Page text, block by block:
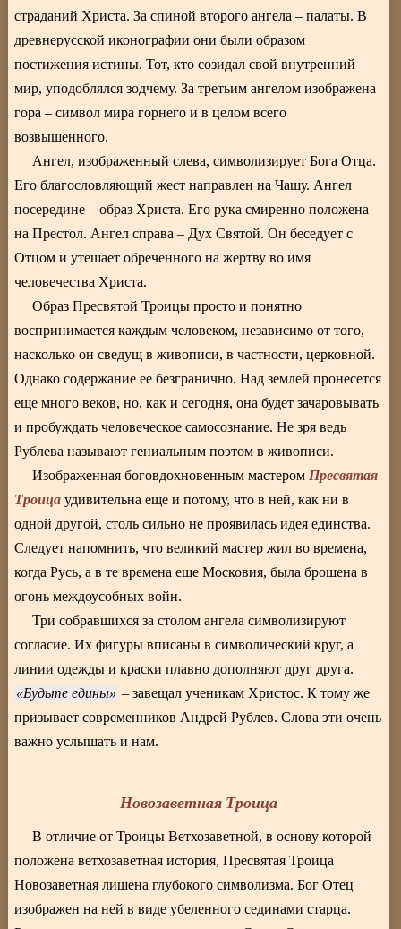
страданий Христа. За спиной второго ангела – палаты. В
древнерусской иконографии они были образом
постижения истины. Тот, кто созидал свой внутренний
мир, уподоблялся зодчему. За третьим ангелом изображена
гора – символ мира горнего и в целом всего
возвышенного.
Ангел, изображенный слева, символизирует Бога Отца.
Его благословляющий жест направлен на Чашу. Ангел
посередине – образ Христа. Его рука смиренно положена
на Престол. Ангел справа – Дух Святой. Он беседует с
Отцом и утешает обреченного на жертву во имя
человечества Христа.
Образ Пресвятой Троицы просто и понятно
воспринимается каждым человеком, независимо от того,
насколько он сведущ в живописи, в частности, церковной.
Однако содержание ее безгранично. Над землей пронесется
еще много веков, но, как и сегодня, она будет зачаровывать
и пробуждать человеческое самосознание. Не зря ведь
Рублева называют гениальным поэтом в живописи.
Изображенная боговдохновенным мастером Пресвятая
Троица удивительна еще и потому, что в ней, как ни в
одной другой, столь сильно не проявилась идея единства.
Следует напомнить, что великий мастер жил во времена,
когда Русь, а в те времена еще Московия, была брошена в
огонь междоусобных войн.
Три собравшихся за столом ангела символизируют
согласие. Их фигуры вписаны в символический круг, а
линии одежды и краски плавно дополняют друг друга.
Будьте едины
– завещал ученикам Христос. К тому же
призывает современников Андрей Рублев. Слова эти очень
важно услышать и нам.
Новозаветная Троица
В отличие от Троицы Ветхозаветной, в основу которой
положена ветхозаветная история, Пресвятая Троица
Новозаветная лишена глубокого символизма. Бог Отец
изображен на ней в виде убеленного сединами старца.